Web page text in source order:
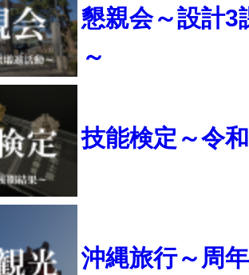
懇親会～設計3
～
技能検定～令
沖縄旅行～周